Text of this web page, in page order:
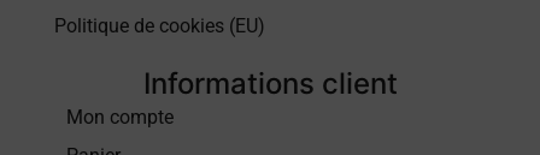
Politique de cookies (EU)
Informations client
Mon compte